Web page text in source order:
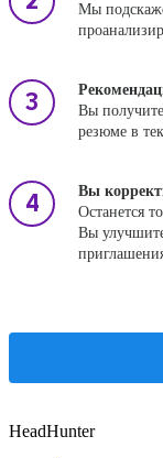
Мы
Вы
резюме в
Вы
Останется
Вы
HeadHunter